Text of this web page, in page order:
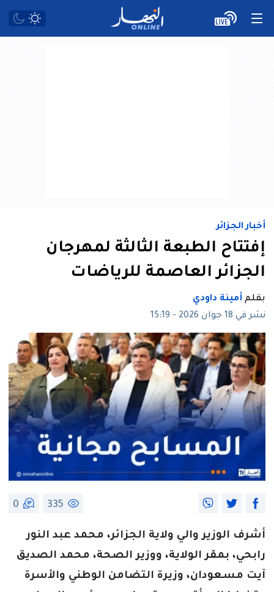
أخبار الجزائر
إفتتاح الطبعة الثالثة لمهرجان
الجزائر العاصمة للرياضات
بقلم أمينة داودي
نشر في 18 جوان 2026 - 15:19
335
0
أشرف الوزير والي ولاية الجزائر، محمد عبد النور
رابحي، بمقر الولاية، ووزير الصحة، محمد الصديق
آيت مسعودان، وزيرة التضامن الوطني والأسرة